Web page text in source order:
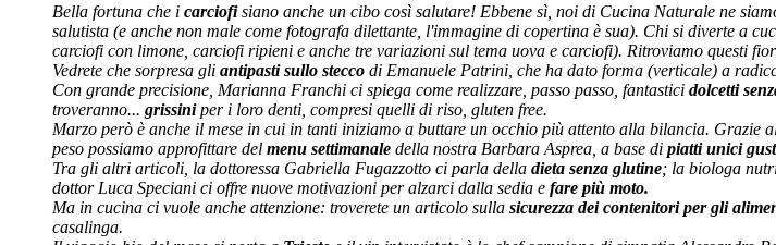
Bella fortuna che i carciofisiano anche un cibo così salutare! Ebbene sì, noi di Cucina Naturale ne
salutista (e anche non male come fotografa dilettante, l'immagine di copertina è sua). Chi si diverte a
carciofi con limone, carciofi ripieni e anche tre variazioni sul tema uova e carciofi). Ritroviamo questi
Vedrete che sorpresa gli antipasti sullo stecco di Emanuele Patrini, che ha dato forma (verticale) a
Con grande precisione, Marianna Franchi ci spiega come realizzare, passo passo, fantastici dolcetti
troveranno... grissiniper i loro denti, compresi quelli di riso, gluten free.
Marzo però è anche il mese in cui in tanti iniziamo a buttare un occhio più attento alla bilancia.
peso possiamo approfittare del menu settimanale della nostra Barbara Asprea, a base di piatti unici
Tra gli altri articoli, la dottoressa Gabriella Fugazzotto ci parla della dieta senza glutine; la biologa
dottor Luca Speciani ci offre nuove motivazioni per alzarci dalla sedia e fare più moto.
Ma in cucina ci vuole anche attenzione: troverete un articolo sulla sicurezza dei contenitori per gli
casalinga.